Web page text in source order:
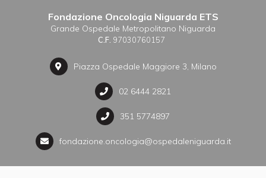
Fondazione Oncologia Niguarda ETS
Grande Ospedale Metropolitano Niguarda
C.F. 97030760157
Piazza Ospedale Maggiore 3, Milano
02 6444 2821
351 5774897
fondazione.oncologia@ospedaleniguarda.it